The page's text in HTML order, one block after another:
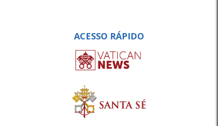
ACESSO RÁPIDO